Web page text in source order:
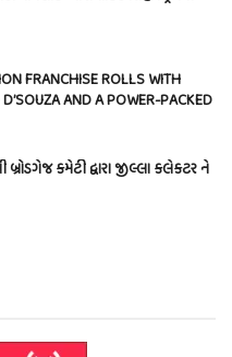
FRANCHISE ROLLS WITH
AND A POWER-PACKED
બ્રોડગેજ કમેટી દ્વારા જીલ્લા કલેકટર ને